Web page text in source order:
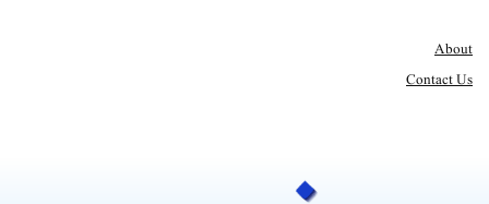
About
Contact Us